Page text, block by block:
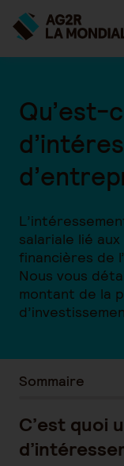
Qu’est-
salariale lié
financières de
Nous vous
montant de la
Sommaire
C’est quoi